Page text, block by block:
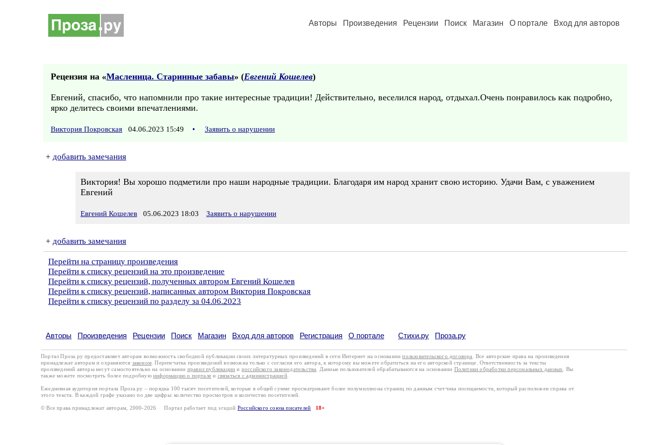
Авторы Произведения Рецензии Поиск Магазин О портале Вход для авторов
Рецензия на «Масленица. Старинные забавы» (Евгений Кошелев)
Евгений, спасибо, что напомнили про такие интересные традиции! Действительно, веселился народ, отдыхал.Очень понравилось как подробно,
ярко делитесь своими впечатлениями.
Виктория Покровская 04.06.2023 15:49 • Заявить о нарушении
+ добавить замечания
Виктория! Вы хорошо подметили про наши народные традиции. Благодаря им народ хранит свою историю. Удачи Вам, с уважением
Евгений
Евгений Кошелев 05.06.2023 18:03 Заявить о нарушении
+ добавить замечания
Перейти на страницу произведения
Перейти к списку рецензий на это произведение
Перейти к списку рецензий, полученных автором Евгений Кошелев
Перейти к списку рецензий, написанных автором Виктория Покровская
Перейти к списку рецензий по разделу за 04.06.2023
Авторы Произведения Рецензии Поиск Магазин Вход для авторов Регистрация О портале Стихи.ру Проза.ру
Портал Проза.ру предоставляет авторам возможность свободной публикации своих литературных произведений в сети Интернет на основаниипользовательского договора
. Все авторские права на произведения
принадлежат авторам и охраняются законом . Перепечатка произведений возможна только с согласия его автора, к которому вы можете обратиться на его авторской странице. Ответственность за тексты
произведений авторы несут самостоятельно на основании правил публикации и российского законодательства . Данные пользователей обрабатываются на основании Политики обработки персональных данных
. Вы
также можете посмотреть более подробную информацию о портале и связаться с администрацией.
Ежедневная аудитория портала Проза.ру – порядка 100 тысяч посетителей, которые в общей сумме просматривают более полумиллиона страниц по данным счетчика посещаемости, который расположен справа от
этого текста. В каждой графе указано по две цифры: количество просмотров и количество посетителей.
© Все права принадлежат авторам, 2000-2026 Портал работает под эгидой Российского союза писателей 18+